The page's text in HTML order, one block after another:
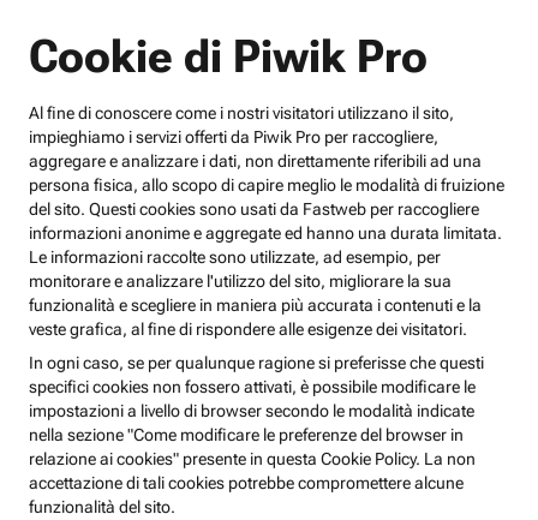
Cookie di Piwik Pro
Al fine di conoscere come i nostri visitatori utilizzano il sito,
impieghiamo i servizi offerti da Piwik Pro per raccogliere,
aggregare e analizzare i dati, non direttamente riferibili ad una
persona fisica, allo scopo di capire meglio le modalità di fruizione
del sito. Questi cookies sono usati da Fastweb per raccogliere
informazioni anonime e aggregate ed hanno una durata limitata.
Le informazioni raccolte sono utilizzate, ad esempio, per
monitorare e analizzare l'utilizzo del sito, migliorare la sua
funzionalità e scegliere in maniera più accurata i contenuti e la
veste grafica, al fine di rispondere alle esigenze dei visitatori.
In ogni caso, se per qualunque ragione si preferisse che questi
specifici cookies non fossero attivati, è possibile modificare le
impostazioni a livello di browser secondo le modalità indicate
nella sezione "Come modificare le preferenze del browser in
relazione ai cookies" presente in questa Cookie Policy. La non
accettazione di tali cookies potrebbe compromettere alcune
funzionalità del sito.